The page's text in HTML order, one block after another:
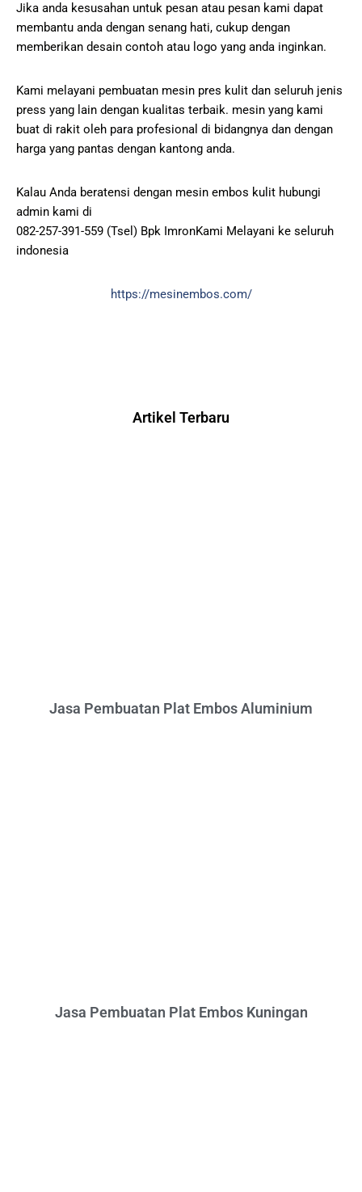
Jika anda kesusahan untuk pesan atau pesan kami dapat
membantu anda dengan senang hati, cukup dengan
memberikan desain contoh atau logo yang anda inginkan.
Kami melayani pembuatan mesin pres kulit dan seluruh jenis
press yang lain dengan kualitas terbaik. mesin yang kami
buat di rakit oleh para profesional di bidangnya dan dengan
harga yang pantas dengan kantong anda.
Kalau Anda beratensi dengan mesin embos kulit hubungi
admin kami di
082-257-391-559 (Tsel) Bpk ImronKami Melayani ke seluruh
indonesia
https://mesinembos.com/
Artikel Terbaru
Jasa Pembuatan Plat Embos Aluminium
Jasa Pembuatan Plat Embos Kuningan